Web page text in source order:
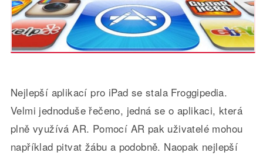
Nejlepší aplikací pro iPad se stala Froggipedia.
Velmi jednoduše řečeno, jedná se o aplikaci, která
plně využívá AR. Pomocí AR pak uživatelé mohou
například pitvat žábu a podobně. Naopak nejlepší